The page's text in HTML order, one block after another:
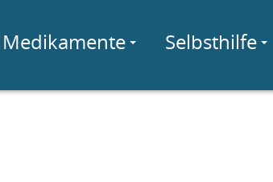
Medikamente Selbsthilfe